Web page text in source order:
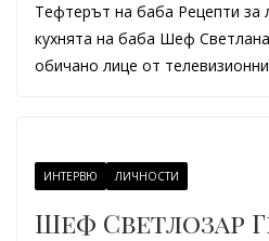
Тефтерът на баба Рецепти за
кухнята на баба Шеф
обичано лице от
ИНТЕРВЮ ЛИЧНОСТИ
Шеф Светлозар